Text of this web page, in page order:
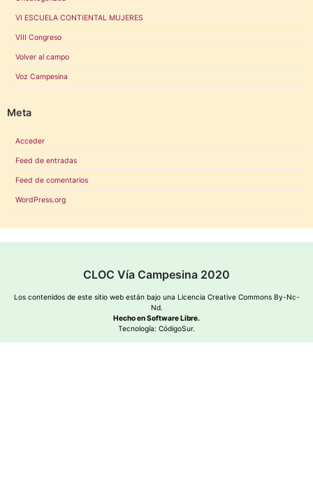
VI ESCUELA CONTIENTAL MUJERES
VIII Congreso
Volver al campo
Voz Campesina
Meta
Acceder
Feed de entradas
Feed de comentarios
WordPress.org
CLOC Vía Campesina 2020
Los contenidos de este sitio web están bajo una Licencia Creative Commons By-Nc-
Nd.
Hecho en Software Libre.
Tecnología: CódigoSur.